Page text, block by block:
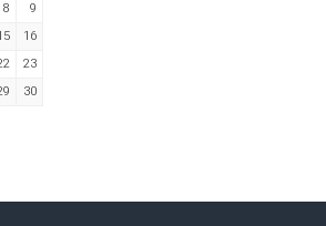
8
9
16
23
30